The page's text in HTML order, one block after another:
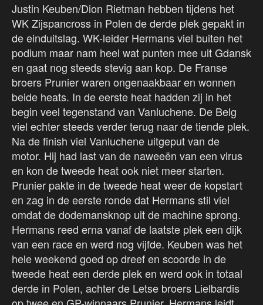
Justin Keuben/Dion Rietman hebben tijdens het
WK Zijspancross in Polen de derde plek gepakt in
de einduitslag. WK-leider Hermans viel buiten het
podium maar nam heel wat punten mee uit Gdansk
en gaat nog steeds stevig aan kop. De Franse
broers Prunier waren ongenaakbaar en wonnen
beide heats. In de eerste heat hadden zij in het
begin veel tegenstand van Vanluchene. De Belg
viel echter steeds verder terug naar de tiende plek.
Na de finish viel Vanluchene uitgeput van de
motor. Hij had last van de naweeën van een virus
en kon de tweede heat ook niet meer starten.
Prunier pakte in de tweede heat weer de kopstart
en zag in de eerste ronde dat Hermans stil viel
omdat de dodemansknop uit de machine sprong.
Hermans reed erna vanaf de laatste plek een dijk
van een race en werd nog vijfde. Keuben was het
hele weekend goed op dreef en scoorde in de
tweede heat een derde plek en werd ook in totaal
derde in Polen, achter de Letse broers Lielbardis